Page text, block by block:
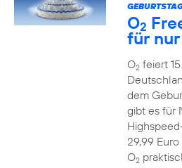
O2
für nur
O2feiert
dem
gibt es für
29,99
O2